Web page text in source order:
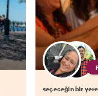
seçeceğin bir